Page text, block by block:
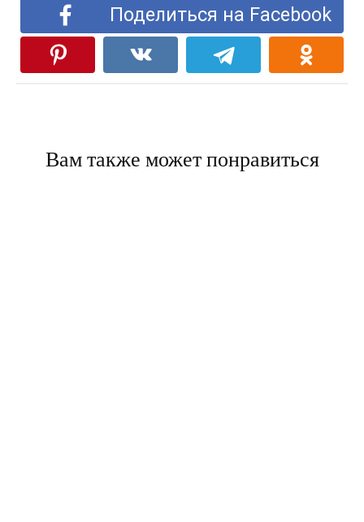
Поделиться на Facebook
Вам также может понравиться